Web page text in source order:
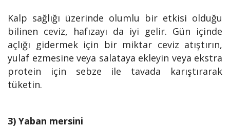
Kalp sağlığı üzerinde olumlu bir etkisi olduğu
bilinen ceviz, hafızayı da iyi gelir. Gün içinde
açlığı gidermek için bir miktar ceviz atıştırın,
yulaf ezmesine veya salataya ekleyin veya ekstra
protein için sebze ile tavada karıştırarak
tüketin.
3) Yaban mersini